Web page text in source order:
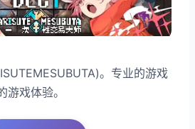
。专业的游戏
戏体验。